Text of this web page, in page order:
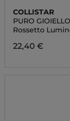
COLLISTAR
PURO GIOIELLO
Rossetto
22,40 €